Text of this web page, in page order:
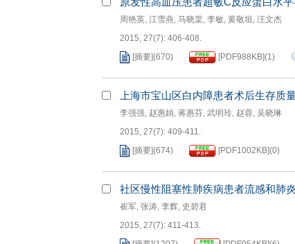
原发性高血压患者超敏C反应蛋白水
周艳英, 江雪燕, 马晓棠, 李敏, 黄敬垣, 汪文杰
2015, 27(7): 406-408.
[摘要](670) [PDF 988KB](1)
上海市宝山区白内障患者术后生存质
李强强, 赵惠娟, 蒋惠芬 , 武明玲 , 赵蓉, 吴晓琳
2015, 27(7): 409-411.
[摘要](674) [PDF 1002KB](0)
社区慢性阻塞性肺疾病患者流感和肺
崔军, 张涛 , 李辉, 史碧君
2015, 27(7): 411-413.